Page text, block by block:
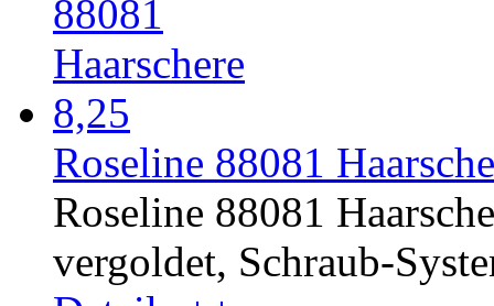
Roseline 88081
Roseline 88081
vergoldet, Schraub-